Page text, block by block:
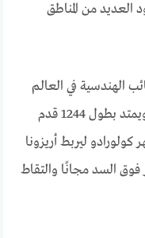
العديد من المناطق
الهندسية في العالم
الذي تم إنجازه عام 1935، ويمتد بطول 1244 قدم
فوق نهر كولورادو ليربط أريزونا
فوق السد مجانًا والتقاط